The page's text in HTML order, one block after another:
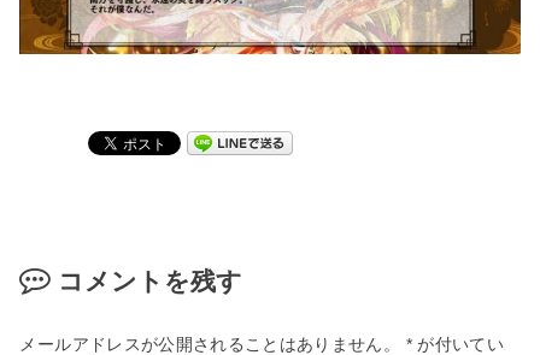
コメントを残す
メールアドレスが公開されることはありません。 *が付いてい